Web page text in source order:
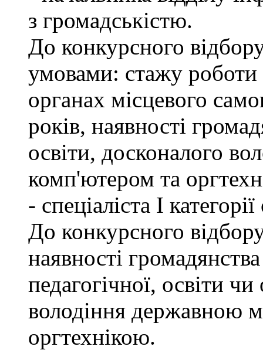
з громадськістю.
До конкурсного
умовами: стажу
органах місцевого
років, наявності
освіти, досконалого
комп'ютером та
- спеціаліста І
До конкурсного
наявності
педагогічної, освіти
володіння державною
оргтехнікою.